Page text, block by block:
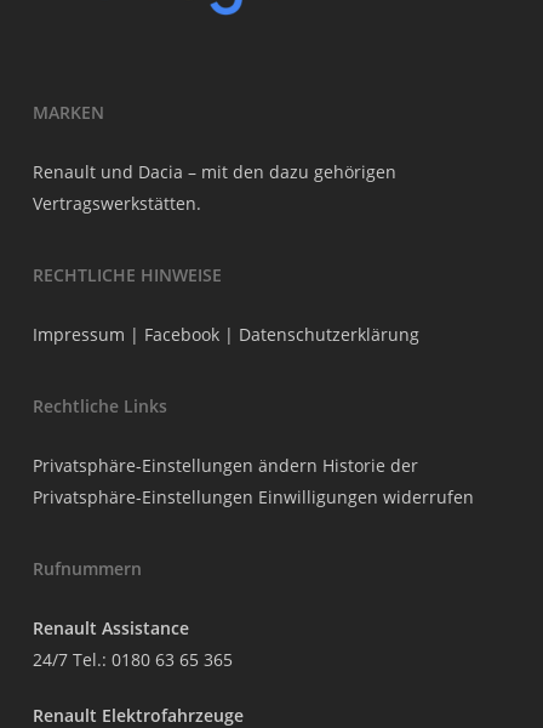
MARKEN
Renault und Dacia – mit den dazu gehörigen
Vertragswerkstätten.
RECHTLICHE HINWEISE
Impressum | Facebook| Datenschutzerklärung
Rechtliche Links
Privatsphäre-Einstellungen ändern Historie der
Privatsphäre-Einstellungen Einwilligungen widerrufen
Rufnummern
Renault Assistance
24/7 Tel.: 0180 63 65 365
Renault Elektrofahrzeuge